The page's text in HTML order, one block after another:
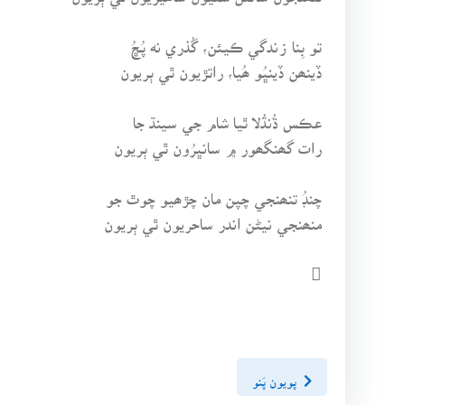
تو بِنا زندگي ڪيئن، گُذري ﻧﻪ پُڇُ
ڏينھن ڏينڀُو ھُيا، راتڙيون ٿي ٻريون
عڪس ڌُنڌُلا ٿيا شام جي سينڌ جا
رات گھنگھور ۾ سانڀرُون ٿي ٻريون
چنڊُ تنھنجي چپن مان چڙھيو چوٿ جو
منھنجي نيڻن اندر ساحريون ٿي ٻريون

پويون پَنو